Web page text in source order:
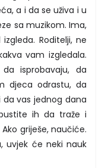
a i da se uživa i u
sa muzikom. Ima,
Roditelji, ne
vam izgledala.
isprobavaju, da
djeca odrastu, da
vas jednog dana
ih da traže i
griješe, naučiće.
uvjek će neki nauk